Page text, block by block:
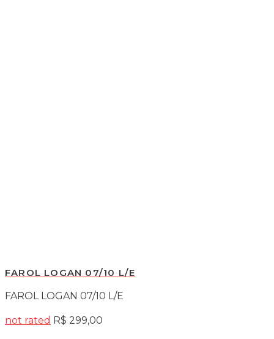
FAROL LOGAN 07/10 L/E
FAROL LOGAN 07/10 L/E
not rated R$ 299,00